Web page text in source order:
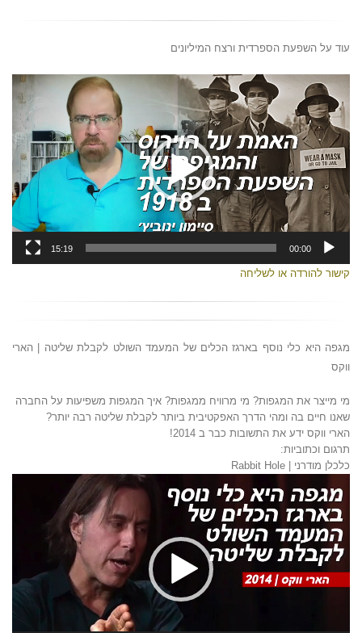
עוד על השפעת הספרדית ורצח המיליונים
וידאו
00:00
15:19
קישור להורדה או לשליחה
מגפה היא כלי נוסף בארגז הכלים של המעמד השולט לקבלת שליטה | הארי
ווקס
מי מייצר את המגפות? מי מרוויח ממגפות? איך המגפות משפיעות על החברה
שאנו חיים בה ומהי הדרך האפקטיבית ביותר לקבלת שליטה רבה יותר?
הארי ווקס ידע את התשובות כבר ב 2014!
תרגום וכתוביות:
כלכלן מודרני | Rabbit Hole
וידאו